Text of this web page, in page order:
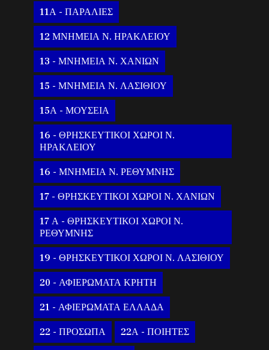
11Α - ΠΑΡΑΛΙΕΣ
12 ΜΝΗΜΕΙΑ Ν. ΗΡΑΚΛΕΙΟΥ
13 - ΜΝΗΜΕΙΑ Ν. ΧΑΝΙΩΝ
15 - ΜΝΗΜΕΙΑ Ν. ΛΑΣΙΘΙΟΥ
15Α - ΜΟΥΣΕΙΑ
16 - ΘΡΗΣΚΕΥΤΙΚΟΙ ΧΩΡΟΙ Ν.
ΗΡΑΚΛΕΙΟΥ
16 - ΜΝΗΜΕΙΑ Ν. ΡΕΘΥΜΝΗΣ
17 - ΘΡΗΣΚΕΥΤΙΚΟΙ ΧΩΡΟΙ Ν. ΧΑΝΙΩΝ
17 Α - ΘΡΗΣΚΕΥΤΙΚΟΙ ΧΩΡΟΙ Ν.
ΡΕΘΥΜΝΗΣ
19 - ΘΡΗΣΚΕΥΤΙΚΟΙ ΧΩΡΟΙ Ν. ΛΑΣΙΘΙΟΥ
20 - ΑΦΙΕΡΩΜΑΤΑ ΚΡΗΤΗ
21 - ΑΦΙΕΡΩΜΑΤΑ ΕΛΛΑΔΑ
22 - ΠΡΟΣΩΠΑ 22Α - ΠΟΙΗΤΕΣ